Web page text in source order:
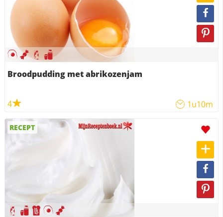
Broodpudding met abrikozenjam
4 1u10m
RECEPT